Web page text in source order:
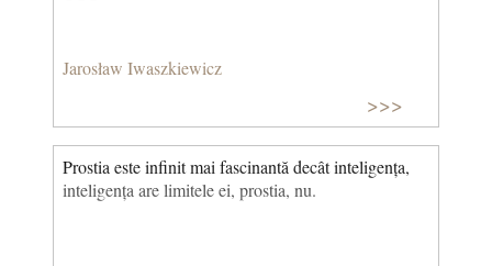
Jarosław Iwaszkiewicz
>>>
Prostia este infinit mai fascinantă decât inteligența,
inteligența are limitele ei, prostia, nu.